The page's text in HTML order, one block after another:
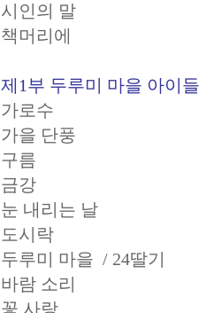
시인의 말
책머리에
제1부 두루미 마을 아이들
가로수
가을 단풍
구름
금강
눈 내리는 날
도시락
두루미 마을 / 24딸기
바람 소리
꽃 사랑